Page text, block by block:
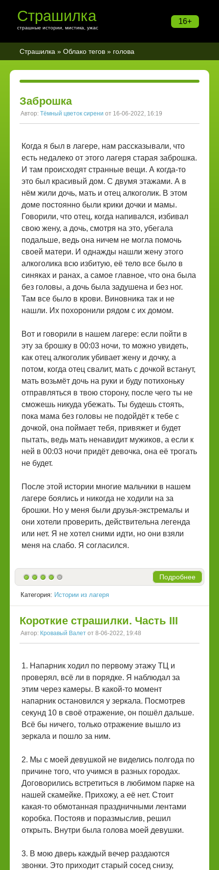
16+
Страшилка
страшные истории, мистика, ужас
Страшилка » Облако тегов » голова
Заброшка
Автор: Тёмный цветок сирени от 16-06-2022, 16:19
Когда я был в лагере, нам рассказывали, что
есть недалеко от этого лагеря старая заброшка.
И там происходят странные вещи. А когда-то
это был красивый дом. С двумя этажами. А в
нём жили дочь, мать и отец алкоголик. В этом
доме постоянно были крики дочки и мамы.
Говорили, что отец, когда напивался, избивал
свою жену, а дочь, смотря на это, убегала
подальше, ведь она ничем не могла помочь
своей матери. И однажды нашли жену этого
алкоголика всю избитую, её тело все было в
синяках и ранах, а самое главное, что она была
без головы, а дочь была задушена и без ног.
Там все было в крови. Виновника так и не
нашли. Их похоронили рядом с их домом.
Вот и говорили в нашем лагере: если пойти в
эту за брошку в 00:03 ночи, то можно увидеть,
как отец алкоголик убивает жену и дочку, а
потом, когда отец свалит, мать с дочкой встанут,
мать возьмёт дочь на руки и буду потихоньку
отправляться в твою сторону, после чего ты не
сможешь никуда убежать. Ты будешь стоять,
пока мама без головы не подойдёт к тебе с
дочкой, она поймает тебя, привяжет и будет
пытать, ведь мать ненавидит мужиков, а если к
ней в 00:03 ночи придёт девочка, она её трогать
не будет.
После этой истории многие мальчики в нашем
лагере боялись и никогда не ходили на за
брошки. Но у меня были друзья-экстремалы и
они хотели проверить, действительна легенда
или нет. Я не хотел сними идти, но они взяли
меня на слабо. Я согласился.
Подробнее
Категория: Истории из лагеря
Короткие страшилки. Часть III
Автор: Кровавый Валет от 8-06-2022, 19:48
1. Напарник ходил по первому этажу ТЦ и
проверял, всё ли в порядке. Я наблюдал за
этим через камеры. В какой-то момент
напарник остановился у зеркала. Посмотрев
секунд 10 в своё отражение, он пошёл дальше.
Всё бы ничего, только отражение вышло из
зеркала и пошло за ним.
2. Мы с моей девушкой не виделись полгода по
причине того, что учимся в разных городах.
Договорились встретиться в любимом парке на
нашей скамейке. Прихожу, а её нет. Стоит
какая-то обмотанная праздничными лентами
коробка. Постояв и поразмыслив, решил
открыть. Внутри была голова моей девушки.
3. В мою дверь каждый вечер раздаются
звонки. Это приходит старый сосед снизу,